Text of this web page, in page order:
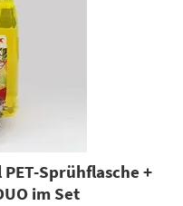
Sprühflasche +
im Set